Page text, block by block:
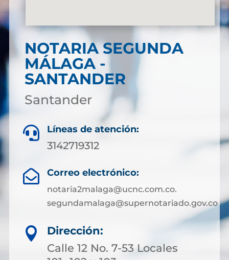
NOTARIA SEGUNDA
MÁLAGA -
SANTANDER
Santander
 Líneas de atención:
3142719312
 Correo electrónico:
notaria2malaga@ucnc.com.co.
segundamalaga@supernotariado.gov.co

Dirección:
Calle 12 No. 7-53 Locales